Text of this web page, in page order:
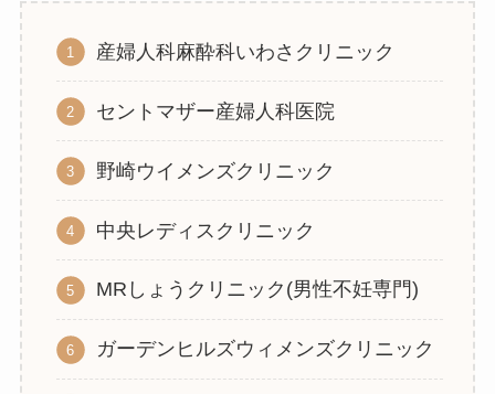
産婦人科麻酔科いわさクリニック
セントマザー産婦人科医院
野崎ウイメンズクリニック
中央レディスクリニック
MRしょうクリニック(男性不妊専門)
ガーデンヒルズウィメンズクリニック